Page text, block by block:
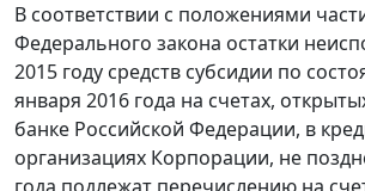
В соответствии с положениями
Федерального закона остатки
2015 году средств субсидии по
января 2016 года на счетах,
банке Российской Федерации, в
организациях Корпорации, не